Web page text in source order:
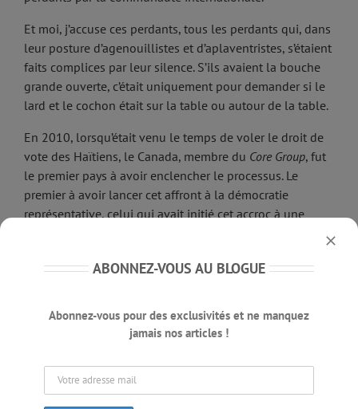
Et moi, j’accuse ces perdants, tous les perdants qui, dans
leur posture d’agenouillistes et d’aplaventristes, s’étaient
faits complices par leur silence. S’ils avaient la bouche
grande ouverte, c’était uniquement pour demander si le
lard et le cochon était sur la table ou autour de la table.
En 2010, lorsqu’était venu le temps de voler le droit de
vote des Haïtiens, le Canada, membre du Core Group, fut
le premier pays à avoir enclencher le processus. Le
premier à avoir lancer cet affront à la démocratie
représentative, celui qui avait initié cet accroc à une
présidentielles accordaient 31,37 % des votes à
Myrlande Manigat et 22,48 % à Jude Célestin, qui
avec 21,84% des voix, avait été éliminé. Dans les heures
qui ont suivi, les observateurs internationaux disaient
ABONNEZ-VOUS AU BLOGUE
Abonnez-vous pour des exclusivités et ne manquez
jamais nos articles !